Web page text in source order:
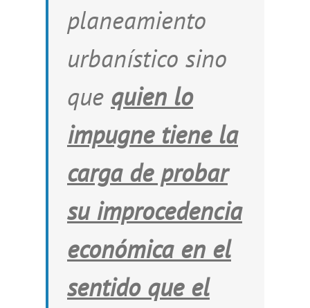
planeamiento
urbanístico sino
que quien lo
impugne tiene la
carga de probar
su improcedencia
económica en el
sentido que el